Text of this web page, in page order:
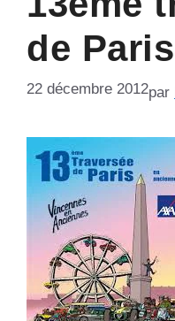
de
22 décembre 2012par